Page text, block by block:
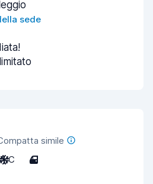
sede
simile
A/C 4